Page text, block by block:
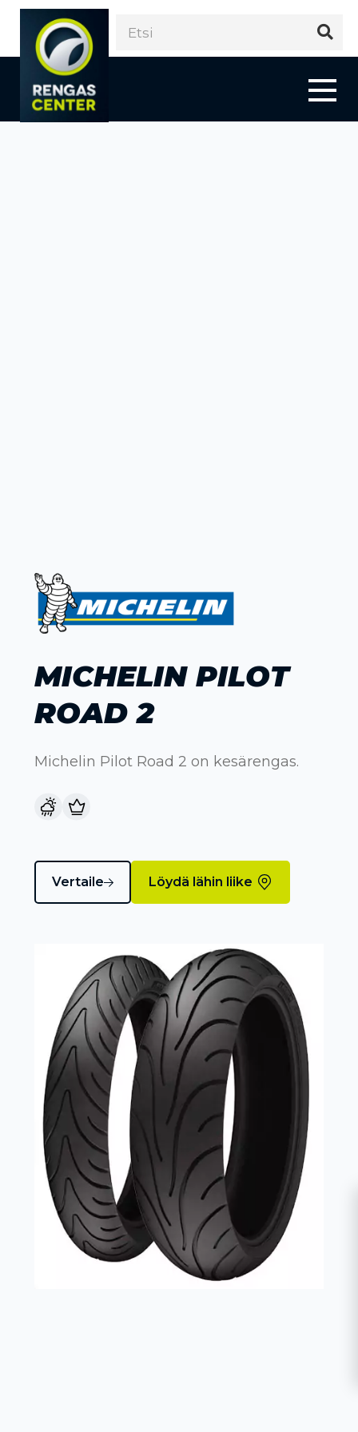
MICHELIN PILOT
ROAD 2
Michelin Pilot Road 2 on kesärengas.
Vertaile Löydä lähin liike